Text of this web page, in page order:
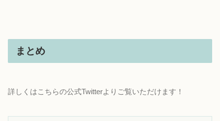
まとめ
詳しくはこちらの公式Twitterよりご覧いただけます！